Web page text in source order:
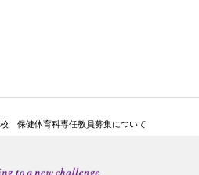
校 保健体育科専任教員募集について